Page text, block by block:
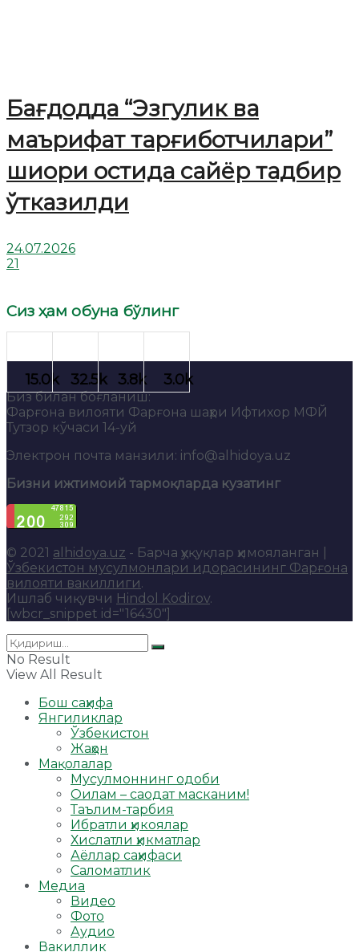
Бағдодда “Эзгулик ва
маърифат тарғиботчилари”
шиори остида сайёр тадбир
ўтказилди
24.07.2026
21
Сиз ҳам обуна бўлинг
Биз билан боғланиш:
Фарғона вилояти Фарғона шаҳри Ифтихор МФЙ
Тутзор кўчаси 14-уй
Электрон почта манзили: info@alhidoya.uz
Бизни ижтимоий тармоқларда кузатинг
© 2021 alhidoya.uz - Барча ҳуқуқлар ҳимояланган |
Ўзбекистон мусулмонлари идорасининг Фарғона
вилояти вакиллиги.
Ишлаб чиқувчи Hindol Kodirov.
[wbcr_snippet id="16430"]
No Result
View All Result
Бош саҳифа
Янгиликлар
Ўзбекистон
Жаҳон
Мақолалар
Мусулмоннинг одоби
Оилам – саодат масканим!
Таълим-тарбия
Ибратли ҳикоялар
Хислатли ҳикматлар
Аёллар саҳифаси
Саломатлик
Медиа
Видео
Фото
Аудио
Вакиллик